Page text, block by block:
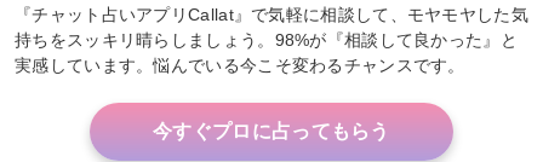
『チャット占いアプリCallat』で気軽に相談して、モヤモヤした気
持ちをスッキリ晴らしましょう。98%が『相談して良かった』と
実感しています。悩んでいる今こそ変わるチャンスです。
今すぐプロに占ってもらう